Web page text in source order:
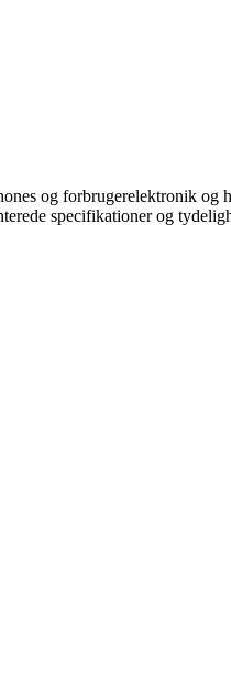
og forbrugerelektronik og
specifikationer og